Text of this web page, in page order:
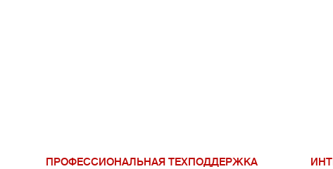
ПРОФЕССИОНАЛЬНАЯ ТЕХПОДДЕРЖКА